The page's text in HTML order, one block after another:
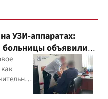
УЗИ-аппаратах:
больницы объявили